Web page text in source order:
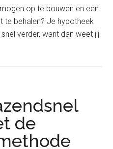
op te bouwen en een
te behalen? Je hypotheek
verder, want dan weet jij
de